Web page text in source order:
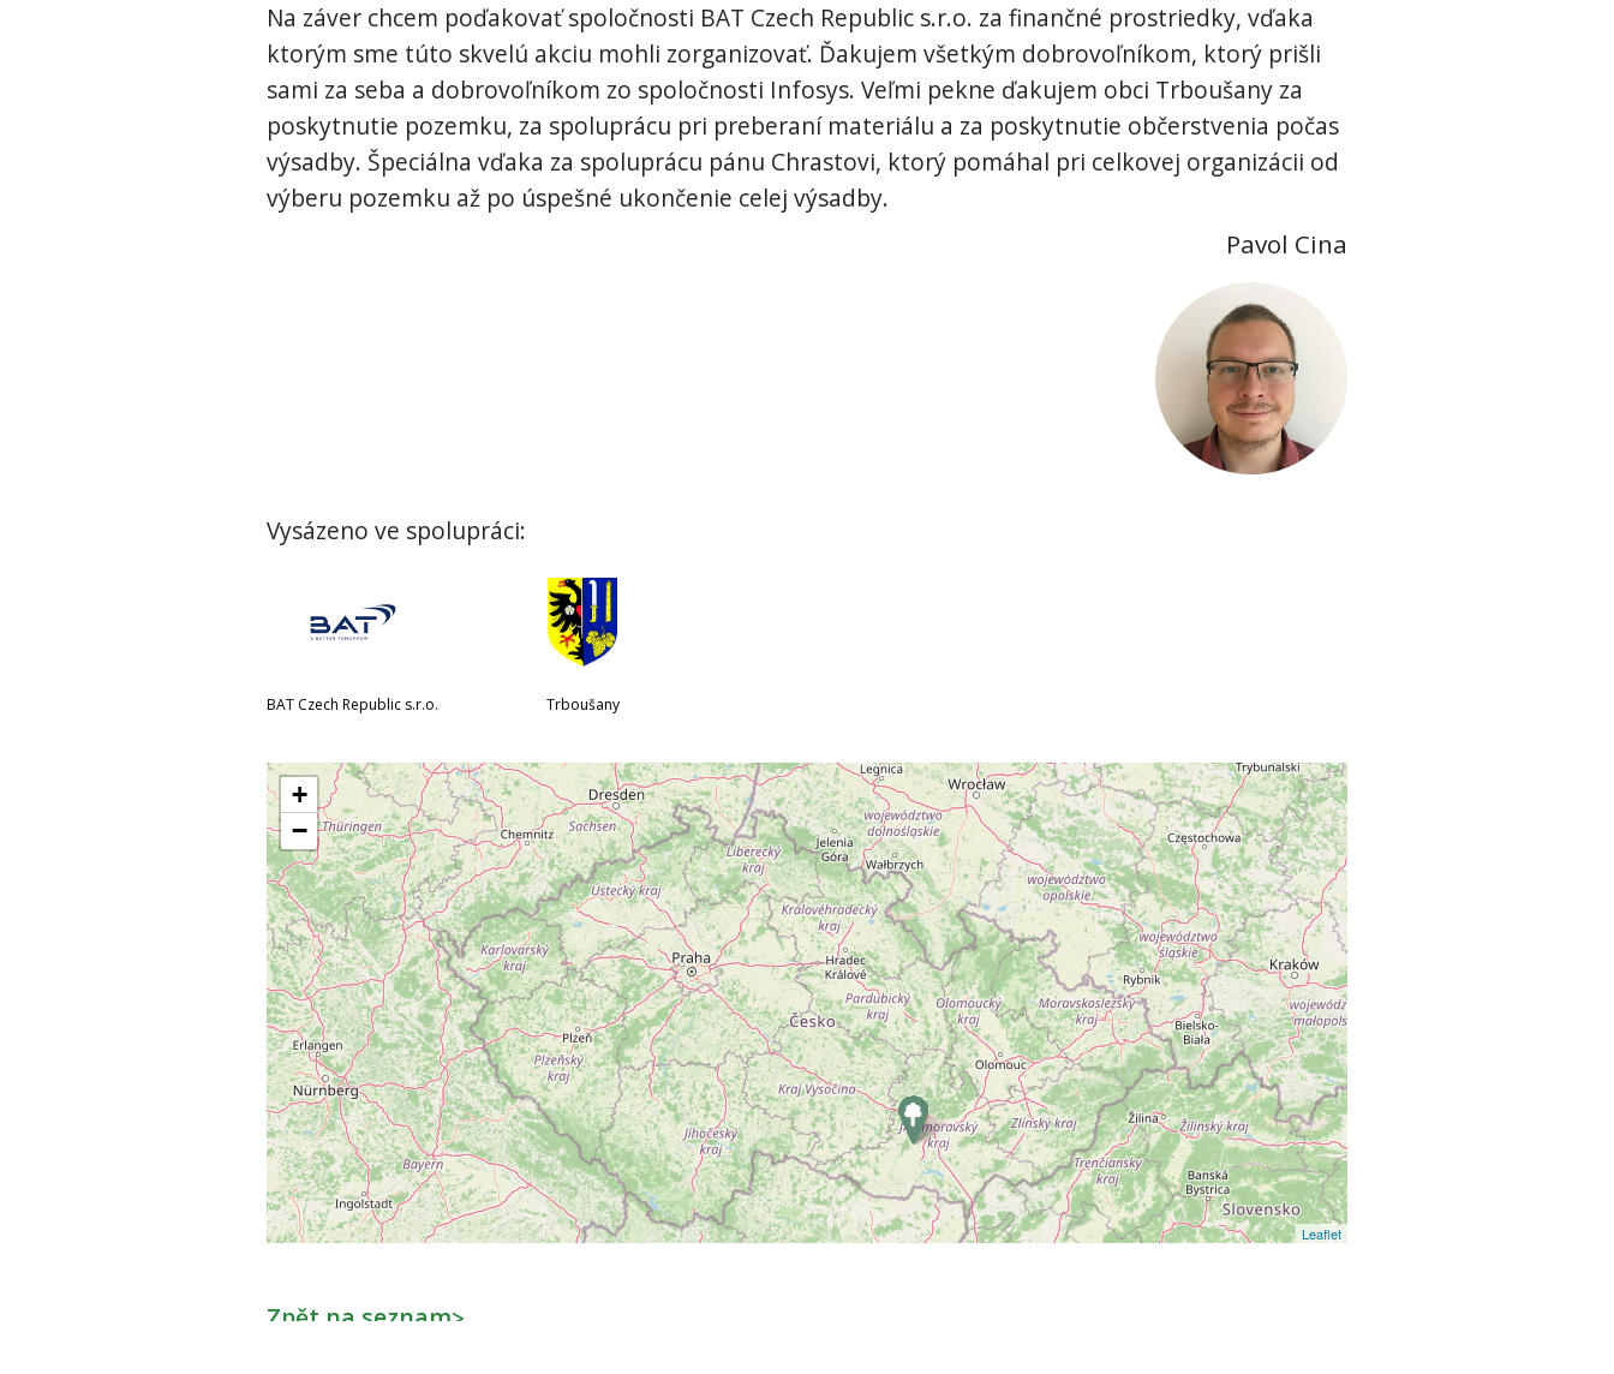
Na záver chcem poďakovať spoločnosti BAT Czech Republic s.r.o. za finančné prostriedky, vďaka
ktorým sme túto skvelú akciu mohli zorganizovať. Ďakujem všetkým dobrovoľníkom, ktorý prišli
sami za seba a dobrovoľníkom zo spoločnosti Infosys. Veľmi pekne ďakujem obci Trboušany za
poskytnutie pozemku, za spoluprácu pri preberaní materiálu a za poskytnutie občerstvenia počas
výsadby. Špeciálna vďaka za spoluprácu pánu Chrastovi, ktorý pomáhal pri celkovej organizácii od
výberu pozemku až po úspešné ukončenie celej výsadby.
Pavol Cina
Vysázeno ve spolupráci:
BAT Czech Republic s.r.o. Trboušany
+
−
Leaflet
Zpět na seznam>